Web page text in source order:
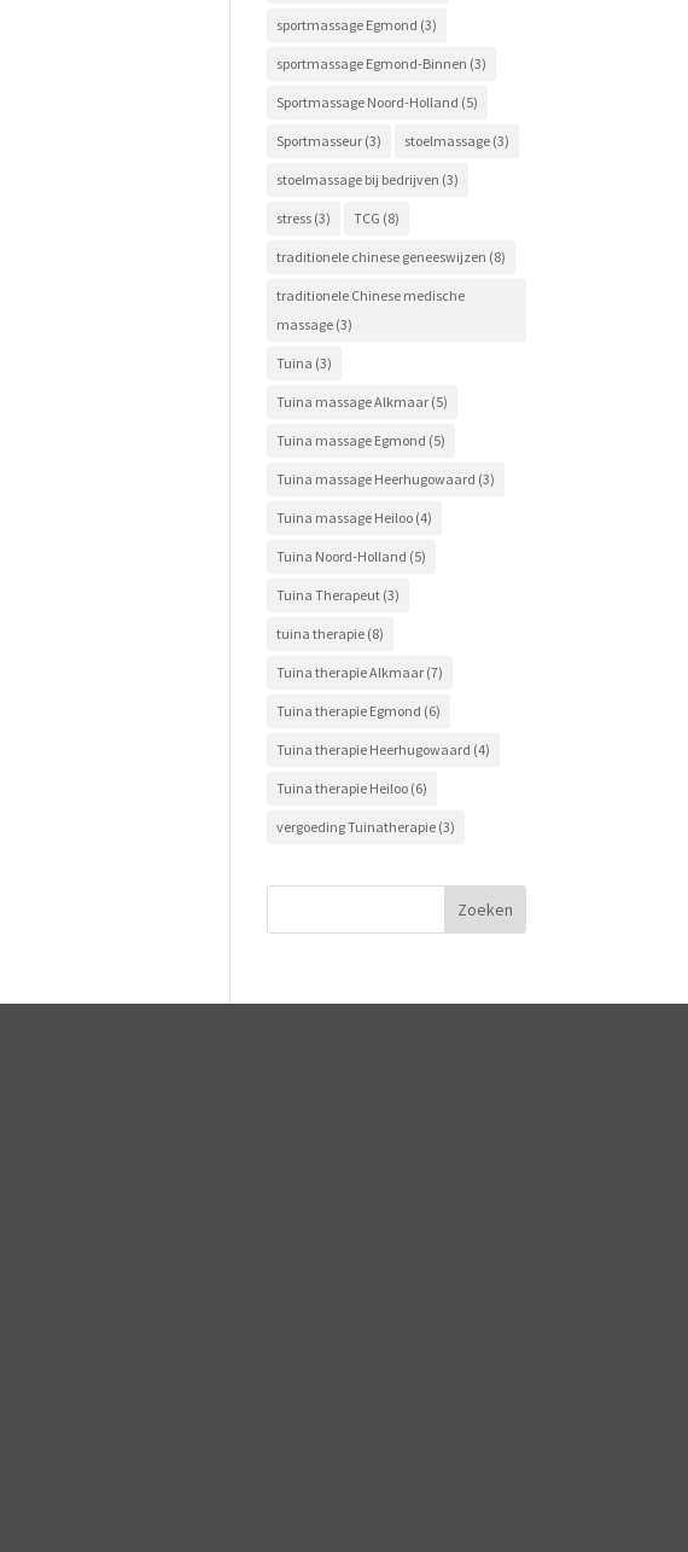
sportmassage Egmond (3)
sportmassage Egmond-Binnen (3)
Sportmassage Noord-Holland (5)
Sportmasseur(3) stoelmassage(3)
stoelmassage bij bedrijven (3)
stress(3) TCG (8)
traditionele chinese geneeswijzen (8)
traditionele Chinese medische
massage(3)
Tuina (3)
Tuina massage Alkmaar(5)
Tuina massage Egmond (5)
Tuina massage Heerhugowaard (3)
Tuina massage Heiloo(4)
Tuina Noord-Holland (5)
Tuina Therapeut(3)
tuina therapie(8)
Tuina therapie Alkmaar(7)
Tuina therapie Egmond (6)
Tuina therapie Heerhugowaard (4)
Tuina therapie Heiloo(6)
vergoeding Tuinatherapie(3)